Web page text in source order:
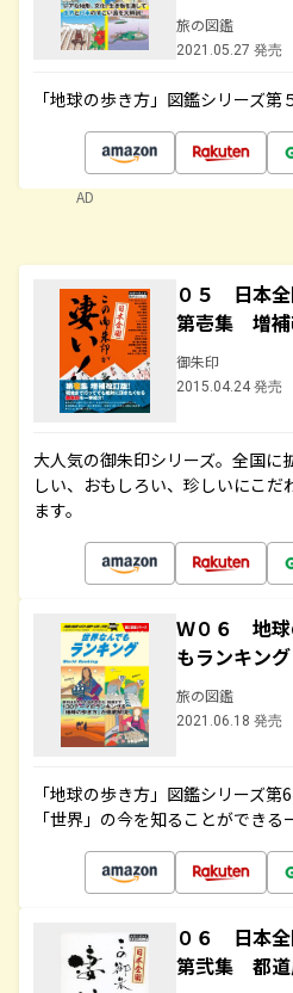
旅の図鑑
2021.05.27 発売
「地球の歩き方」図鑑シリーズ第
AD
０５ 日本全
第壱集 増補
御朱印
2015.04.24 発売
大人気の御朱印シリーズ。全国に
しい、おもしろい、珍しいにこだ
ます。
Ｗ０６ 地球
もランキング
旅の図鑑
2021.06.18 発売
「地球の歩き方」図鑑シリーズ
「世界」の今を知ることができる
０６ 日本全
第弐集 都道